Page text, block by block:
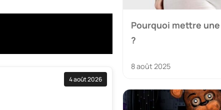
4 août 2026
Pourquoi mettre
?
8 août 2025